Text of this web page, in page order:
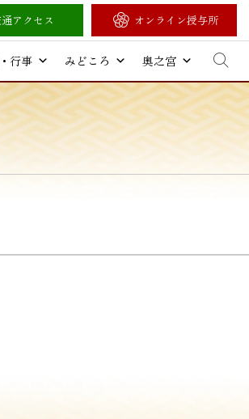
行事 みどころ 奥之宮
アクセス オンライン授与所